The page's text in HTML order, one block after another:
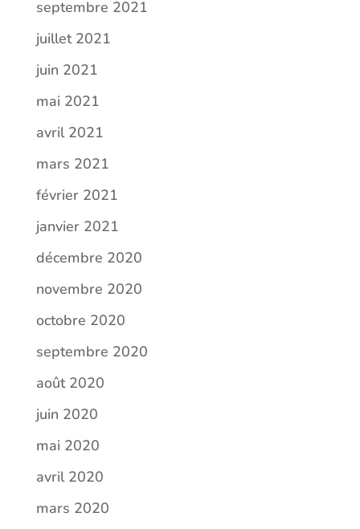
septembre 2021
juillet 2021
juin 2021
mai 2021
avril 2021
mars 2021
février 2021
janvier 2021
décembre 2020
novembre 2020
octobre 2020
septembre 2020
août 2020
juin 2020
mai 2020
avril 2020
mars 2020